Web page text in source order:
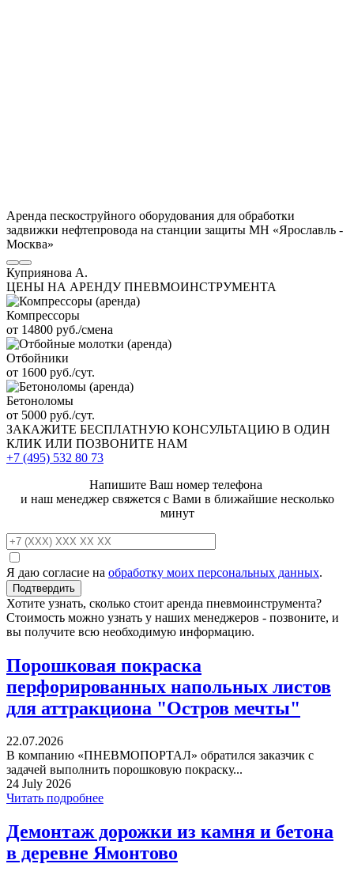
Аренда пескоструйного оборудования для обработки
задвижки нефтепровода на станции защиты МН «Ярославль -
Москва»
Куприянова А.
ЦЕНЫ НА АРЕНДУ ПНЕВМОИНСТРУМЕНТА
Компрессоры
от 14800 руб./смена
Отбойники
от 1600 руб./сут.
Бетоноломы
от 5000 руб./сут.
ЗАКАЖИТЕ БЕСПЛАТНУЮ КОНСУЛЬТАЦИЮ В ОДИН
КЛИК ИЛИ ПОЗВОНИТЕ НАМ
+7 (495) 532 80 73
Напишите Ваш номер телефона
и наш менеджер свяжется с Вами в ближайшие несколько
минут
Я даю согласие на обработку моих персональных данных.
Хотите узнать, сколько стоит аренда пневмоинструмента?
Стоимость можно узнать у наших менеджеров - позвоните, и
вы получите всю необходимую информацию.
Порошковая покраска
перфорированных напольных листов
для аттракциона "Остров мечты"
22.07.2026
В компанию «ПНЕВМОПОРТАЛ» обратился заказчик с
задачей выполнить порошковую покраску...
24 July 2026
Читать подробнее
Демонтаж дорожки из камня и бетона
в деревне Ямонтово